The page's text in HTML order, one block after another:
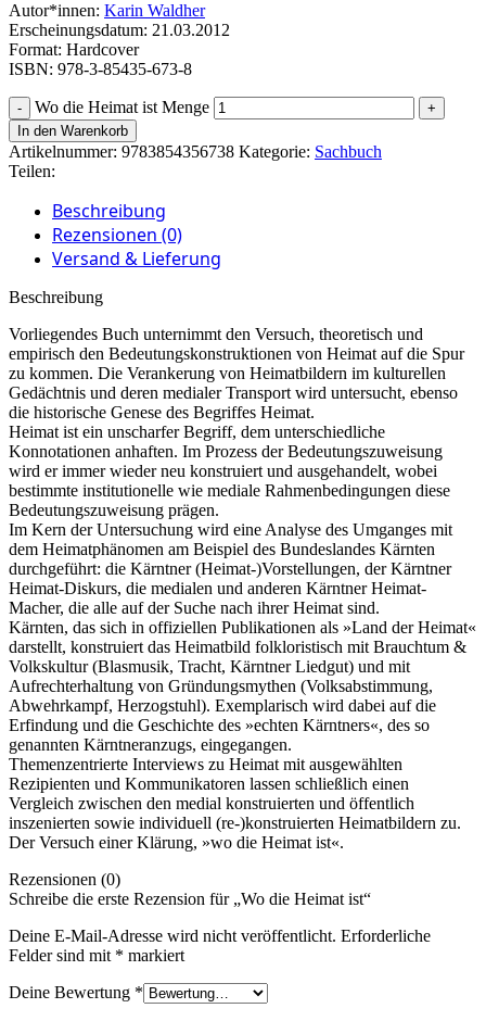
Autor*innen: Karin Waldher
Erscheinungsdatum: 21.03.2012
Format: Hardcover
ISBN: 978-3-85435-673-8
Wo die Heimat ist Menge
In den Warenkorb
Artikelnummer: 9783854356738 Kategorie: Sachbuch
Teilen:
Beschreibung
Rezensionen (0)
Versand & Lieferung
Beschreibung
Vorliegendes Buch unternimmt den Versuch, theoretisch und
empirisch den Bedeutungskonstruktionen von Heimat auf die Spur
zu kommen. Die Verankerung von Heimatbildern im kulturellen
Gedächtnis und deren medialer Transport wird untersucht, ebenso
die historische Genese des Begriffes Heimat.
Heimat ist ein unscharfer Begriff, dem unterschiedliche
Konnotationen anhaften. Im Prozess der Bedeutungszuweisung
wird er immer wieder neu konstruiert und ausgehandelt, wobei
bestimmte institutionelle wie mediale Rahmenbedingungen diese
Bedeutungszuweisung prägen.
Im Kern der Untersuchung wird eine Analyse des Umganges mit
dem Heimatphänomen am Beispiel des Bundeslandes Kärnten
durchgeführt: die Kärntner (Heimat-)Vorstellungen, der Kärntner
Heimat-Diskurs, die medialen und anderen Kärntner Heimat-
Macher, die alle auf der Suche nach ihrer Heimat sind.
Kärnten, das sich in offiziellen Publikationen als »Land der Heimat«
darstellt, konstruiert das Heimatbild folkloristisch mit Brauchtum &
Volkskultur (Blasmusik, Tracht, Kärntner Liedgut) und mit
Aufrechterhaltung von Gründungsmythen (Volksabstimmung,
Abwehrkampf, Herzogstuhl). Exemplarisch wird dabei auf die
Erfindung und die Geschichte des »echten Kärntners«, des so
genannten Kärntneranzugs, eingegangen.
Themenzentrierte Interviews zu Heimat mit ausgewählten
Rezipienten und Kommunikatoren lassen schließlich einen
Vergleich zwischen den medial konstruierten und öffentlich
inszenierten sowie individuell (re-)konstruierten Heimatbildern zu.
Der Versuch einer Klärung, »wo die Heimat ist«.
Rezensionen (0)
Schreibe die erste Rezension für „Wo die Heimat ist“
Deine E-Mail-Adresse wird nicht veröffentlicht. Erforderliche
Felder sind mit * markiert
Deine Bewertung *